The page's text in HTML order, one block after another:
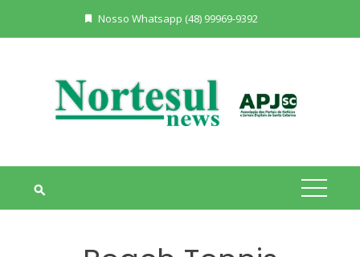
Nosso Whatsapp (48) 99969-9392